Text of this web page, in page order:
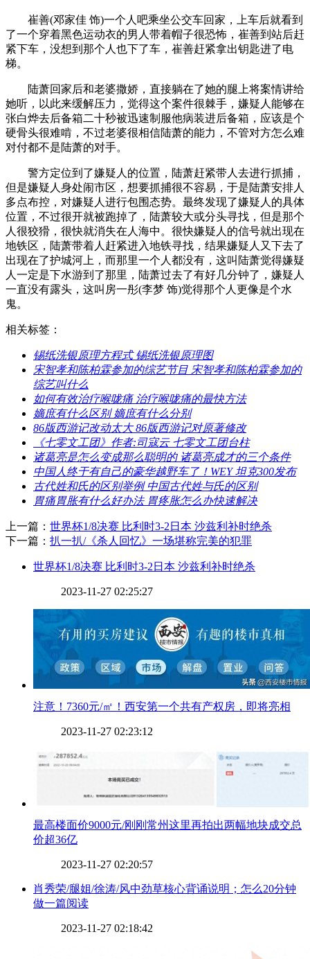
崔善(邓家佳 饰)一个人吧乘坐公交车回家，上车后就看到
了一个穿着黑色运动衣的男人带着帽子很恐怖，崔善到站后赶
紧下车，没想到那个人也下了车，崔善赶紧拿出钥匙进了电
梯。
陆萧回家后和老婆撒娇，直接躺在了她的腿上将案情讲给
她听，以此来缓解压力，觉得这个案件很棘手，嫌疑人能够在
张白烨去后备箱二十秒被迅速制服他病装进后备箱，应该是个
硬骨头很难啃，不过老婆很相信陆萧的能力，不管对方怎么难
对付都不是陆萧的对手。
警方定位到了嫌疑人的位置，陆萧赶紧带人去进行抓捕，
但是嫌疑人身处闹市区，想要抓捕很不容易，于是陆萧安排人
多点布控，对嫌疑人进行包围态势。最终发现了嫌疑人的具体
位置，不过很开就被跑掉了，陆萧较大或分头寻找，但是那个
人很狡猾，很快就消失在人海中。很快嫌疑人的信号就出现在
地铁区，陆萧带着人赶紧进入地铁寻找，结果嫌疑人又下去了
出现在了护城河上，而那里一个人都没有，这叫陆萧觉得嫌疑
人一定是下水游到了那里，陆萧过去了有好几分钟了，嫌疑人
一直没有露头，这叫房一彤(李梦 饰)觉得那个人更像是个水
鬼。
相关标签：
​锡纸洗银原理方程式 锡纸洗银原理图
​宋智孝和陈柏霖参加的综艺节目 宋智孝和陈柏霖参加的
综艺叫什么
​如何有效治疗喉咙痛 治疗喉咙痛的最快方法
​嫡庶有什么区别 嫡庶有什么分别
​86版西游记改动太大 86版西游记对原著修改
​《七零文工团》作者:司寇云 七零文工团台柱
​诸葛亮是怎么变成那么聪明的 诸葛亮成才的三个条件
​中国人终于有自己的豪华越野车了！WEY 坦克300发布
​古代姓和氏的区别举例 中国古代姓与氏的区别
​胃痛胃胀有什么好办法 胃疼胀怎么办快速解决
上一篇： ​世界杯1/8决赛 比利时3-2日本 沙兹利补时绝杀
下一篇： ​扒一扒/《杀人回忆》一场堪称完美的犯罪
​世界杯1/8决赛 比利时3-2日本 沙兹利补时绝杀
2023-11-27 02:25:27
​注意！7360元/㎡！西安第一个共有产权房，即将亮相
2023-11-27 02:23:12
​最高楼面价9000元/刚刚常州这里再拍出两幅地块成交总
价超36亿
2023-11-27 02:20:57
​肖秀荣/腿姐/徐涛/风中劲草核心背诵说明；怎么20分钟
做一篇阅读
2023-11-27 02:18:42